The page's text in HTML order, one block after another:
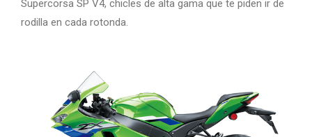
Supercorsa SP V4, chicles de alta gama que te piden ir de
rodilla en cada rotonda.